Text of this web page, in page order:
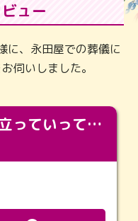
ュー
に、永田屋での葬儀に
伺いしました。
「カッコよくなって旅立っていってくれました（笑）もっとカッコいいって言ってあげればよかったな」